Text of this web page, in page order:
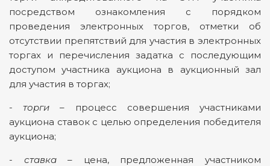
посредством ознакомления с порядком
проведения электронных торгов, отметки об
отсутствии препятствий для участия в электронных
торгах и перечисления задатка с последующим
доступом участника аукциона в аукционный зал
для участия в торгах;
-торги – процесс совершения участниками
аукциона ставок с целью определения победителя
аукциона;
- ставка– цена, предложенная участником